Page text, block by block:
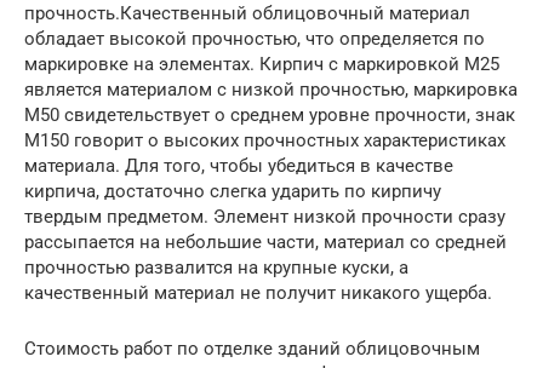
прочность.Качественный облицовочный материал
обладает высокой прочностью, что определяется по
маркировке на элементах. Кирпич с маркировкой М25
является материалом с низкой прочностью, маркировка
М50 свидетельствует о среднем уровне прочности, знак
М150 говорит о высоких прочностных характеристиках
материала. Для того, чтобы убедиться в качестве
кирпича, достаточно слегка ударить по кирпичу
твердым предметом. Элемент низкой прочности сразу
рассыпается на небольшие части, материал со средней
прочностью развалится на крупные куски, а
качественный материал не получит никакого ущерба.
Стоимость работ по отделке зданий облицовочным